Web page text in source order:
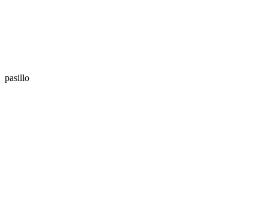
pasillo